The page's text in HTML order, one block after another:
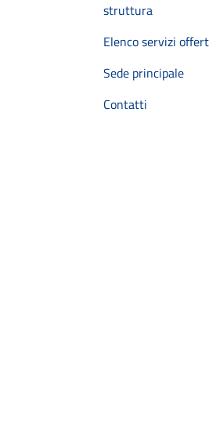
struttura
Elenco servizi
Sede principale
Contatti